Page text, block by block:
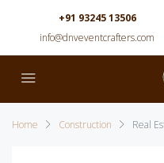
+91 93245 13506
info@dnveventcrafters.com
Home Construction Real